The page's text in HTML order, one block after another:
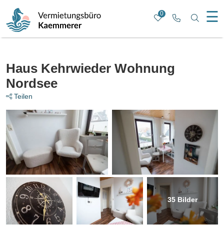
☰
0 Rufen Sie
Nach
Haus Kehrwieder Wohnung
Nordsee
Teilen
35 Bilder